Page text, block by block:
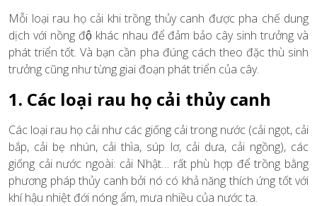
Mỗi loại rau họ cải khi trồng thủy canh được pha chế dung
dịch với nồng độ khác nhau để đảm bảo cây sinh trưởng và
phát triển tốt. Và bạn cần pha đúng cách theo đặc thù sinh
trưởng cũng như từng giai đoạn phát triển của cây.
1. Các loại rau họ cải thủy canh
Các loại rau họ cải như các giống cải trong nước (cải ngọt, cải
bắp, cải bẹ nhún, cải thìa, súp lơ, cải dưa, cải ngồng), các
giống cải nước ngoài: cải Nhật… rất phù hợp để trồng bằng
phương pháp thủy canh bởi nó có khả năng thích ứng tốt với
khí hậu nhiệt đới nóng ẩm, mưa nhiều của nước ta.